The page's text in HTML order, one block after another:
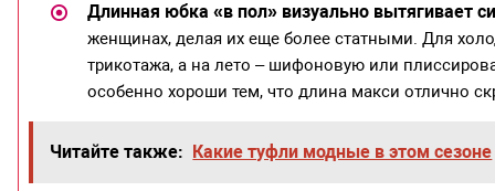
Длинная юбка «в пол» визуально вытягивает
женщинах, делая их еще более статными. Для
трикотажа, а на лето – шифоновую или
особенно хороши тем, что длина макси отлично
Читайте также: Какие туфли модные в этом сезоне